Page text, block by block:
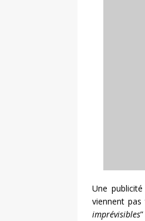
Une
viennent pas
imprévisibles